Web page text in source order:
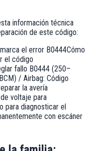
información técnica
de este código:
el error B0444Cómo
el código
fallo B0444 (250–
/ Airbag: Código
la avería
voltaje para
para diagnosticar el
con escáner